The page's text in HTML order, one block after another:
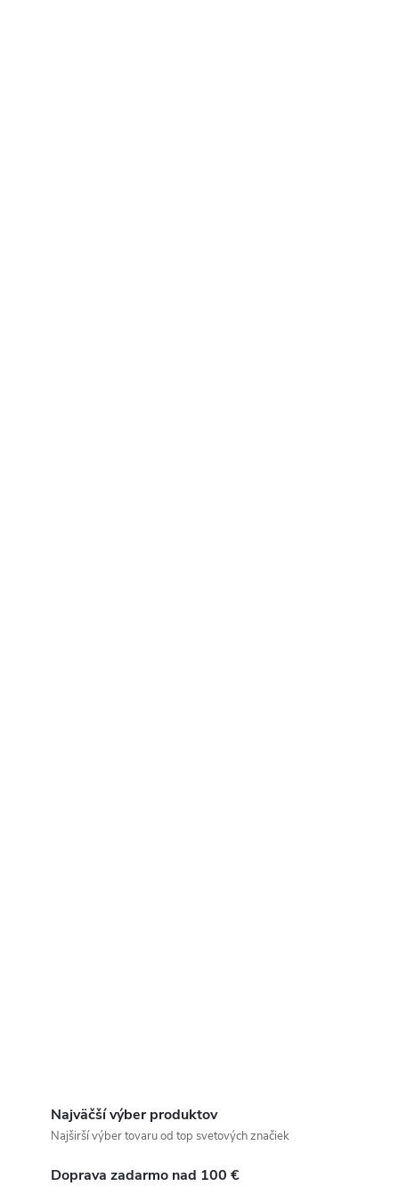
Najväčší výber produktov
Najširší výber tovaru od top svetových značiek
Doprava zadarmo nad 100 €